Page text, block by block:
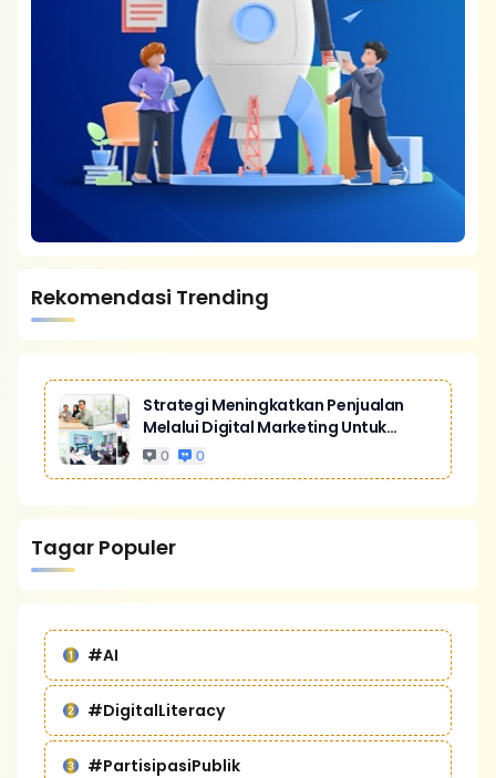
Rekomendasi Trending
Strategi Meningkatkan Penjualan
Melalui Digital Marketing Untuk
Bisnis Yang Lebih Kompetitif
0 0
Tagar Populer
#AI
#DigitalLiteracy
#PartisipasiPublik